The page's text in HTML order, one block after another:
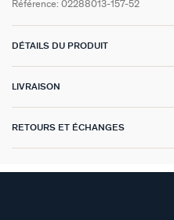
VICTOIRE
Référence: 02288013-157-52
DÉTAILS DU PRODUIT
LIVRAISON
RETOURS ET ÉCHANGES